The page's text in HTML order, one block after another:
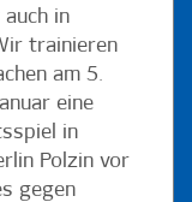
in
trainieren
am 5.
eine
in
Polzin vor
gegen